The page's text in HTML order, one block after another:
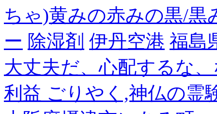
ちゃ)黄みの赤みの黒/黒
ー 除湿剤 伊丹空港 福島
大丈夫だ、心配するな
利益 ごりやく,神仏の霊